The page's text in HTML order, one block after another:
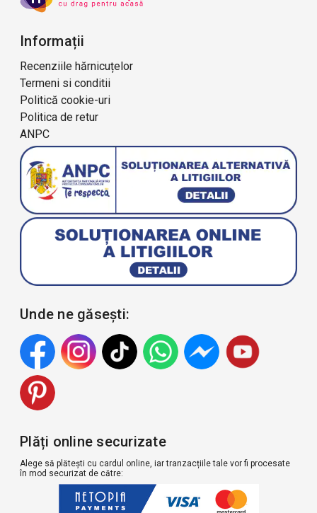
Informații
Recenziile hărnicuțelor
Termeni si conditii
Politică cookie-uri
Politica de retur
ANPC
Unde ne găsești:
Plăți online securizate
Alege să plătești cu cardul online, iar tranzacțiile tale vor fi procesate
în mod securizat de către: